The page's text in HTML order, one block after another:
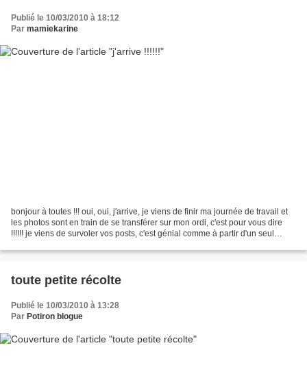
Publié le 10/03/2010 à 18:12
Par mamiekarine
bonjour à toutes !!! oui, oui, j'arrive, je viens de finir ma journée de travail et
les photos sont en train de se transférer sur mon ordi, c'est pour vous dire
!!!!!! je viens de survoler vos posts, c'est génial comme à partir d'un seul
toute petite récolte
Publié le 10/03/2010 à 13:28
Par Potiron blogue